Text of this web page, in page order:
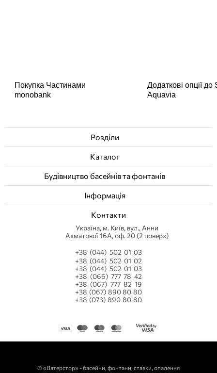
Покупка Частинами
monobank
Додаткові опції
Aquavia
Розділи
Каталог
Будівництво басейнів та фонтанів
Інформація
Контакти
Українa, м. Київ, вул., Анни
Ахматової 16А, оф. 20 (2 поверх)
+38 (044) 502 01 03
+38 (044) 502 01 02
+38 (044) 502 01 03
+38 (066) 777 78 42
+38 (067) 777 82 19
+38 (067) 890 80 80
+38 (073) 890 80 80
©«Ватерстор» - басейни, фонтани, ставки, опалення